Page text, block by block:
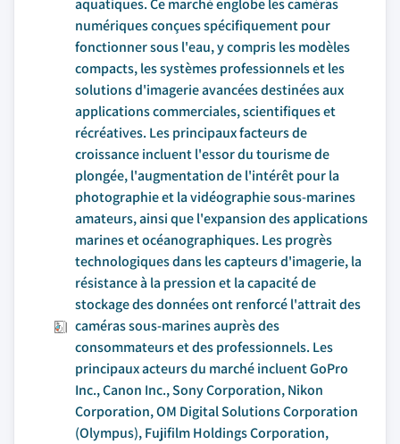
aquatiques. Ce marché englobe les caméras
numériques conçues spécifiquement pour
fonctionner sous l'eau, y compris les modèles
compacts, les systèmes professionnels et les
solutions d'imagerie avancées destinées aux
applications commerciales, scientifiques et
récréatives. Les principaux facteurs de
croissance incluent l'essor du tourisme de
plongée, l'augmentation de l'intérêt pour la
photographie et la vidéographie sous-marines
amateurs, ainsi que l'expansion des applications
marines et océanographiques. Les progrès
technologiques dans les capteurs d'imagerie, la
résistance à la pression et la capacité de
stockage des données ont renforcé l'attrait des
caméras sous-marines auprès des
consommateurs et des professionnels. Les
principaux acteurs du marché incluent GoPro
Inc., Canon Inc., Sony Corporation, Nikon
Corporation, OM Digital Solutions Corporation
(Olympus), Fujifilm Holdings Corporation,